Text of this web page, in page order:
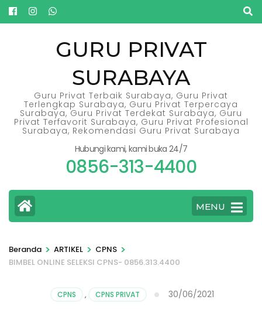
Lompat
ke
GURU PRIVAT
SURABAYA
Guru Privat Terbaik Surabaya, Guru Privat
Terlengkap Surabaya, Guru Privat Terpercaya
Surabaya, Guru Privat Terdekat Surabaya, Guru
Privat Terfavorit Surabaya, Guru Privat Profesional
Surabaya, Rekomendasi Guru Privat Surabaya
Hubungi kami, kami buka 24/7
0856-313-4400
MENU
Beranda > ARTIKEL > CPNS >
BIMBEL ONLINE SELEKSI CPNS- 0856.313.4400
CPNS , CPNS PRIVAT 30/06/2021